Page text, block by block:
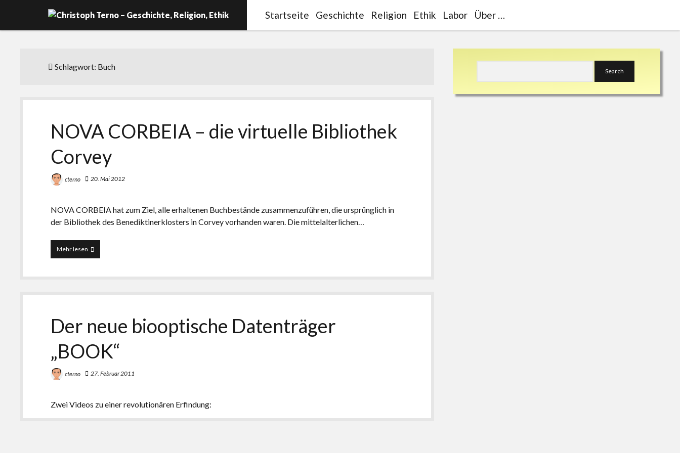
Startseite Geschichte Religion Ethik Labor Über …
Schlagwort: Buch
NOVA CORBEIA – die virtuelle Bibliothek
Corvey
cterno 20. Mai 2012
NOVA CORBEIA hat zum Ziel, alle erhaltenen Buchbestände zusammenzuführen, die ursprünglich in
der Bibliothek des Benediktinerklosters in Corvey vorhanden waren. Die mittelalterlichen…
Mehr lesen NOVA
CORBEIA
die
Bibliothek
Der neue biooptische Datenträger
„BOOK“
cterno 27. Februar 2011
Zwei Videos zu einer revolutionären Erfindung:
Sidebar